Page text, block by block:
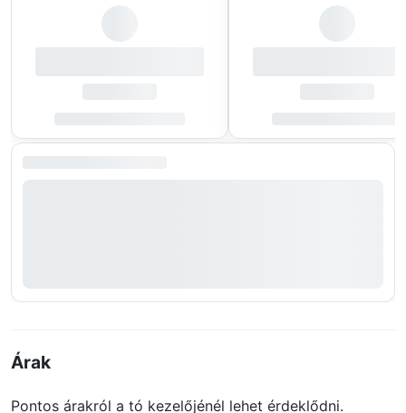
Árak
Pontos árakról a tó kezelőjénél lehet érdeklődni.